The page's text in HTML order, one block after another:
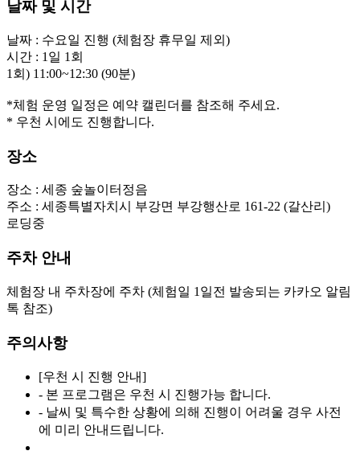
날짜 및 시간
날짜 : 수요일 진행 (체험장 휴무일 제외)
시간 : 1일 1회
1회) 11:00~12:30 (90분)
* 우천 시에도 진행합니다.
장소
장소 : 세종 숲놀이터정음
주소 : 세종특별자치시 부강면 부강행산로 161-22 (갈산리)
로딩중
주차 안내
체험장 내 주차장에 주차 (체험일 1일전 발송되는 카카오 알림
톡 참조)
주의사항
[우천 시 진행 안내]
- 본 프로그램은 우천 시 진행가능 합니다.
- 날씨 및 특수한 상황에 의해 진행이 어려울 경우 사전
에 미리 안내드립니다.